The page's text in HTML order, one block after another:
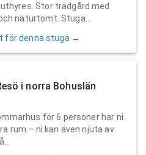
Stor trädgård med
naturtomt. Stuga...
för denna stuga →
i norra Bohuslän
för 6 personer har ni
rum – ni kan även njuta av